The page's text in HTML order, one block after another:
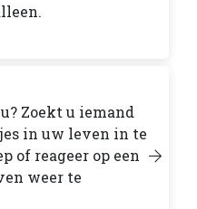
Zoekt u iemand
in uw leven in te
of reageer op een
weer te